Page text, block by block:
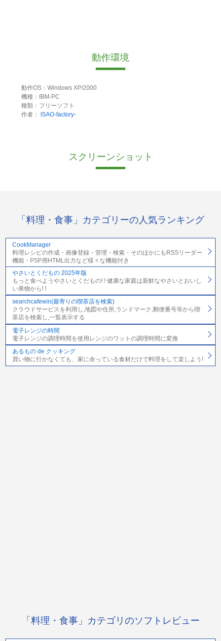
動作環境
動作OS：Windows XP/2000
機種：IBM-PC
種類：フリーソフト
作者：
ISAO-factory-
スクリーンショット
「料理・食事」カテゴリーの人気ランキング
CookManager
料理レシピの作成・画像登録・管理・検索・そのほかにもRSSリーダー
機能・PSP用HTML出力など様々な機能付き
やさいとくだもの 2025年版
もっと食べようやさいとくだもの! ! 健康な家庭は新鮮なやさいとおいし
い果物から! !
searchcafewin(最寄りの喫茶店を検索)
クラウドサービスを利用し,地図や住所,ランドマーク,郵便番号等から喫
茶店を検索し,一覧表示する
電子レンジの時間
電子レンジの調理時間を使用レンジのワットの調理時間に変換
あるもの de クッキング
買い物に行かなくても、家に余っている食材だけで料理をして楽しよう!
「料理・食事」カテゴリのソフトレビュー